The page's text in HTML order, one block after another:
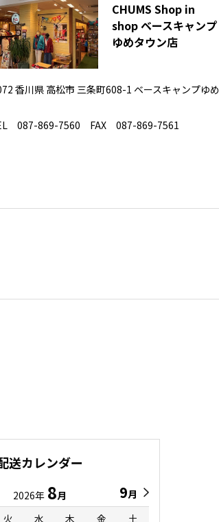
CHUMS Shop in
shop ベースキャンプ
ゆめタウン店
香川県 高松市 三条町608-1 ベースキャンプゆめ
087-869-7560 FAX 087-869-7561
送カレンダー
2026年 8月 9月
火 水 木 金
土